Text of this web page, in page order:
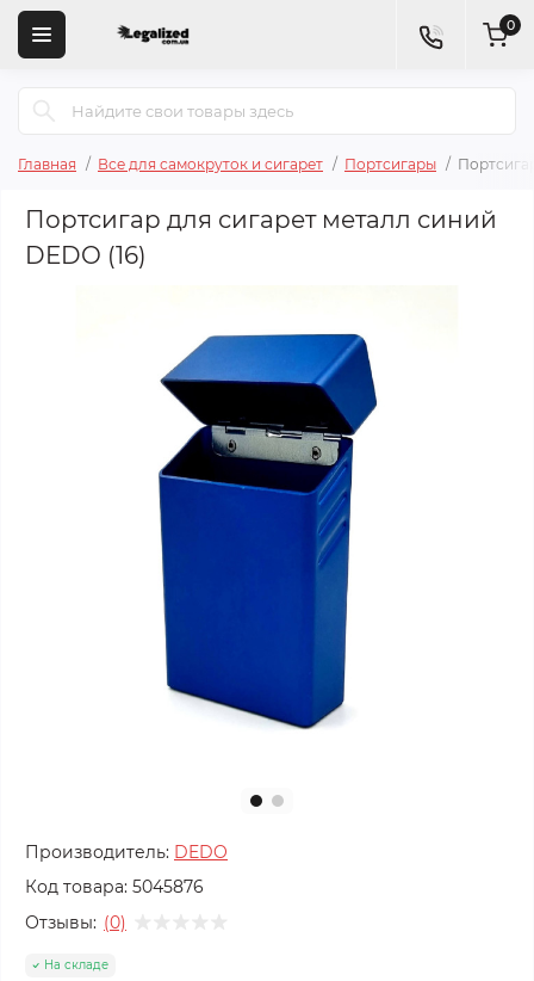
0
Главная Все для самокруток и сигарет Портсигары
Портсигар для сигарет металл синий
DEDO (16)
Производитель: DEDO
Код товара: 5045876
Отзывы: (0)
На складе